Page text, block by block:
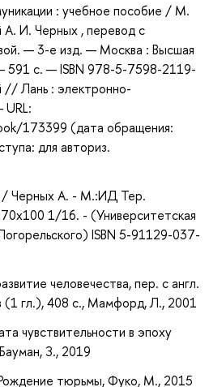
: учебное пособие / М.
А. И. Черных , перевод с
— 3-е изд. — Москва : Высшая
591 с. — ISBN 978-5-7598-2119-
// Лань : электронно-
173399 (дата обращения:
для авториз.
/ Черных А. - М.:ИД Тер.
1/16. - (Университетская
ISBN 5-91129-037-
человечества, пер. с англ.
(1 гл.), 408 с., Мамфорд, Л., 2001
чувствительности в эпоху
З., 2019
тюрьмы, Фуко, М., 2015